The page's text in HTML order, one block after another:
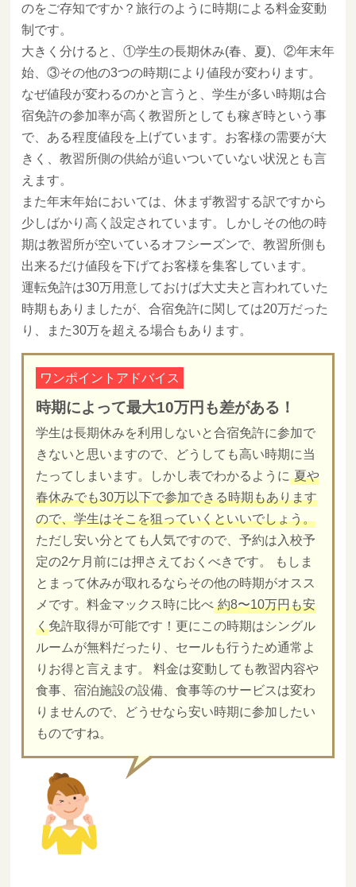
のをご存知ですか？旅行のように時期による料金変動
制です。
大きく分けると、①学生の長期休み(春、夏)、②年末年
始、③その他の3つの時期により値段が変わります。
なぜ値段が変わるのかと言うと、学生が多い時期は合
宿免許の参加率が高く教習所としても稼ぎ時という事
で、ある程度値段を上げています。お客様の需要が大
きく、教習所側の供給が追いついていない状況とも言
えます。
また年末年始においては、休まず教習する訳ですから
少しばかり高く設定されています。しかしその他の時
期は教習所が空いているオフシーズンで、教習所側も
出来るだけ値段を下げてお客様を集客しています。
運転免許は30万用意しておけば大丈夫と言われていた
時期もありましたが、合宿免許に関しては20万だった
り、また30万を超える場合もあります。
ワンポイントアドバイス
時期によって最大10万円も差がある！
学生は長期休みを利用しないと合宿免許に参加で
きないと思いますので、どうしても高い時期に当
たってしまいます。しかし表でわかるように 夏や
春休みでも30万以下で参加できる時期もあります
ので、学生はそこを狙っていくといいでしょう。
ただし安い分とても人気ですので、予約は入校予
定の2ケ月前には押さえておくべきです。 もしま
とまって休みが取れるならその他の時期がオスス
メです。料金マックス時に比べ 約8〜10万円も安
く免許取得が可能です！更にこの時期はシングル
ルームが無料だったり、セールも行うため通常よ
りお得と言えます。 料金は変動しても教習内容や
食事、宿泊施設の設備、食事等のサービスは変わ
りませんので、どうせなら安い時期に参加したい
ものですね。